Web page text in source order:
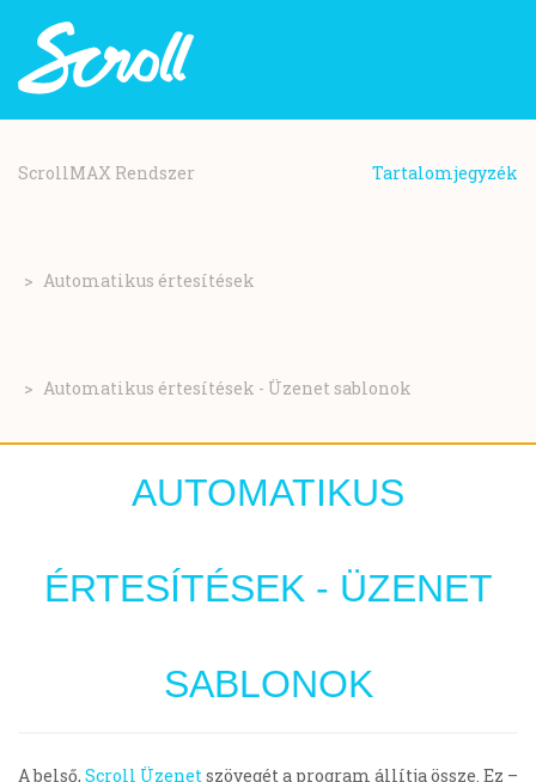
tartalomra
Tartalomjegyzék
ScrollMAX Rendszer
Automatikus értesítések
Automatikus értesítések - Üzenet sablonok
AUTOMATIKUS
ÉRTESÍTÉSEK - ÜZENET
SABLONOK
A belső, Scroll Üzenetszövegét a program állítja össze. Ez –